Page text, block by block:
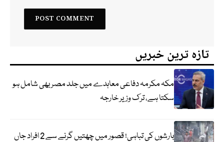
تازہ ترین خبریں
مکہ مکرمہ دفاعی معاہدے میں جلد مصر بھی شامل ہو
سکتا ہے، ترک وزیر خارجہ
بارشوں کی تباہی؛ قصور میں چھتیں گرنے سے 2 افراد جاں